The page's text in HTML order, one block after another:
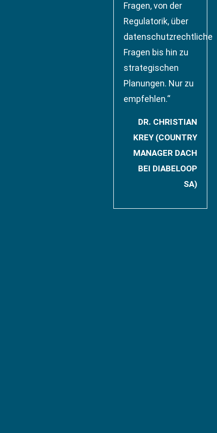
Fragen, von der
Regulatorik, über
datenschutzrechtliche
Fragen bis hin zu
strategischen
Planungen. Nur zu
empfehlen.“
DR. CHRISTIAN
KREY (COUNTRY
MANAGER DACH
BEI DIABELOOP
SA)